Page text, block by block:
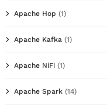
Apache Hop (1)
Apache Kafka (1)
Apache NiFi (1)
Apache Spark (14)